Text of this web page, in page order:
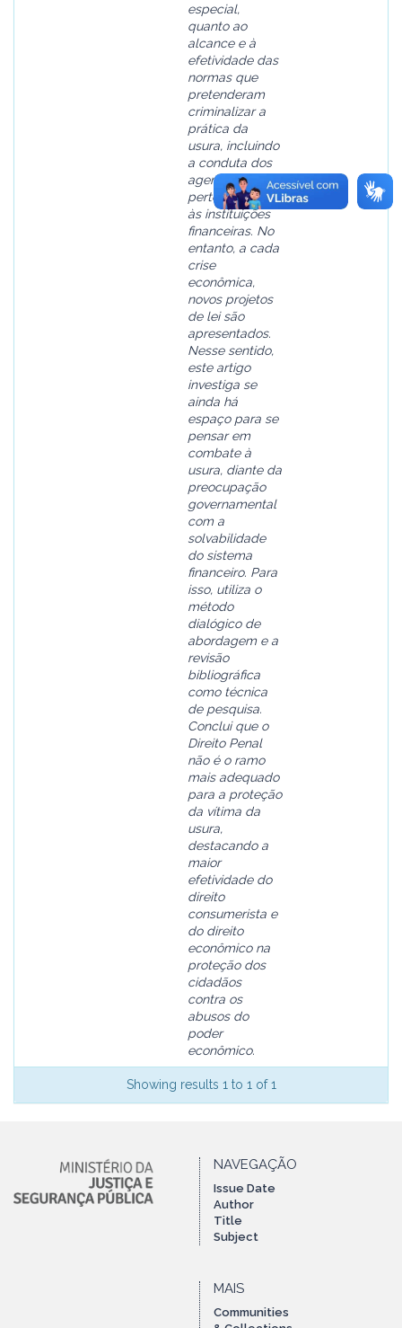
especial,
quanto ao
alcance e à
efetividade das
normas que
pretenderam
criminalizar a
prática da
usura, incluindo
a conduta dos
agentes
pertencentes
às instituições
financeiras. No
entanto, a cada
crise
econômica,
novos projetos
de lei são
apresentados.
Nesse sentido,
este artigo
investiga se
ainda há
espaço para se
pensar em
combate à
usura, diante da
preocupação
governamental
com a
solvabilidade
do sistema
financeiro. Para
isso, utiliza o
método
dialógico de
abordagem e a
revisão
bibliográfica
como técnica
de pesquisa.
Conclui que o
Direito Penal
não é o ramo
mais adequado
para a proteção
da vítima da
usura,
destacando a
maior
efetividade do
direito
consumerista e
do direito
econômico na
proteção dos
cidadãos
contra os
abusos do
poder
econômico.
Showing results 1 to 1 of 1
NAVEGAÇÃO
Issue Date
Author
Title
Subject
MAIS
Communities